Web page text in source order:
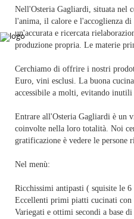
Nell'Osteria Gagliardi, situata nel
l'anima, il calore e l'accoglienza di
un'accurata e ricercata
produzione propria. Le materie
Cerchiamo di offrire i nostri
Euro, vini esclusi. La buona
accessibile a molti, evitando inutili
Entrare all'Osteria Gagliardi è un
coinvolte nella loro totalità. Noi
gratificazione è vedere le persone
Nel menù:
Ricchissimi antipasti ( squisite le
Eccellenti primi piatti cucinati
Variegati e ottimi secondi a base